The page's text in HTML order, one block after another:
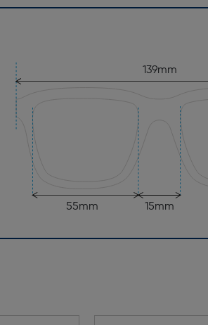
139mm
15mm
55mm